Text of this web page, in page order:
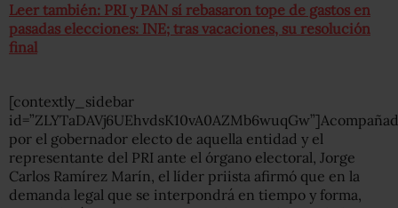
Leer también: PRI y PAN sí rebasaron tope de gastos en
pasadas elecciones: INE; tras vacaciones, su resolución
final
[contextly_sidebar
por el gobernador electo de aquella entidad y el
representante del PRI ante el órgano electoral, Jorge
Carlos Ramírez Marín, el líder priista afirmó que en la
demanda legal que se interpondrá en tiempo y forma,